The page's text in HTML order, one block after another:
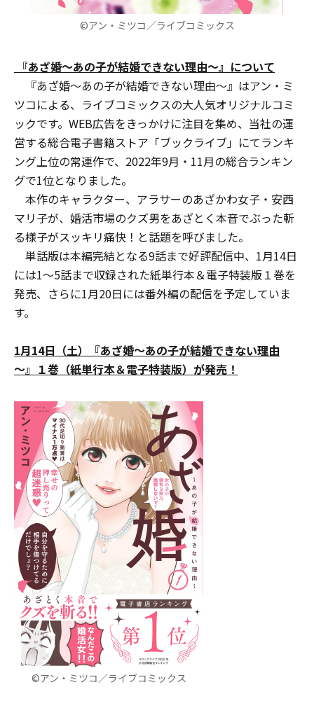
©アン・ミツコ／ライブコミックス
『あざ婚～あの子が結婚できない理由～』について
『あざ婚～あの子が結婚できない理由～』はアン・ミ
ツコによる、ライブコミックスの大人気オリジナルコミ
ックです。WEB広告をきっかけに注目を集め、当社の運
営する総合電子書籍ストア「ブックライブ」にてランキ
ング上位の常連作で、2022年9月・11月の総合ランキン
グで1位となりました。
本作のキャラクター、アラサーのあざかわ女子・安西
マリ子が、婚活市場のクズ男をあざとく本音でぶった斬
る様子がスッキリ痛快！と話題を呼びました。
単話版は本編完結となる9話まで好評配信中、1月14日
には1～5話まで収録された紙単行本＆電子特装版１巻を
発売、さらに1月20日には番外編の配信を予定していま
す。
1月14日（土）『あざ婚～あの子が結婚できない理由
～』１巻（紙単行本＆電子特装版）が発売！
©アン・ミツコ／ライブコミックス